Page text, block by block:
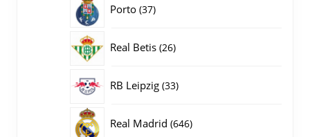
Porto 3737
Real Betis 2626
RB Leipzig 3333
Real Madrid 646646